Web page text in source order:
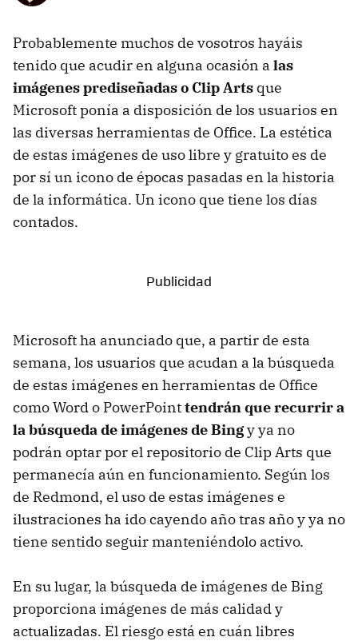
Probablemente muchos de vosotros hayáis
tenido que acudir en alguna ocasión a las
imágenes prediseñadas o Clip Arts que
Microsoft ponía a disposición de los usuarios en
las diversas herramientas de Office. La estética
de estas imágenes de uso libre y gratuito es de
por sí un icono de épocas pasadas en la historia
de la informática. Un icono que tiene los días
contados.
Microsoft ha anunciado que, a partir de esta
semana, los usuarios que acudan a la búsqueda
de estas imágenes en herramientas de Office
como Word o PowerPointtendrán que recurrir a
la búsqueda de imágenes de Bingy ya no
podrán optar por el repositorio de Clip Arts que
permanecía aún en funcionamiento. Según los
de Redmond, el uso de estas imágenes e
ilustraciones ha ido cayendo año tras año y ya no
tiene sentido seguir manteniéndolo activo.
En su lugar, la búsqueda de imágenes de Bing
proporciona imágenes de más calidad y
actualizadas. El riesgo está en cuán libres